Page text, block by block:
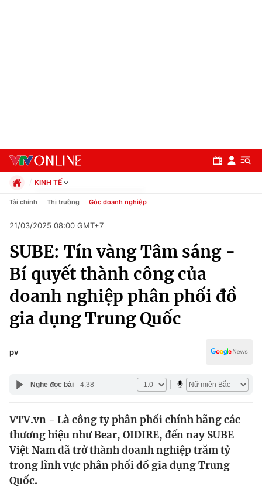
Chuyên mục
Chính trị
Xã hội
Tin tức
Thế giới đó đây
Câu chuyện quốc tế
Kinh tế
Tài chính
Thị trường
Dữ liệu và đời sống
KINH TẾ
Chính trị
Pháp luật
Kinh tế
Thể thao
Truyền hình
Văn hóa - Giải trí
Đời sống
Tài chính Thị trường Góc doanh nghiệp
21/03/2025 08:00 GMT+7
SUBE: Tín vàng Tâm sáng -
Bí quyết thành công của
doanh nghiệp phân phối đồ
gia dụng Trung Quốc
pv
Nghe đọc bài 4:38
VTV.vn - Là công ty phân phối chính hãng các
thương hiệu như Bear, OIDIRE, đến nay SUBE
Việt Nam đã trở thành doanh nghiệp trăm tỷ
trong lĩnh vực phân phối đồ gia dụng Trung
Quốc.